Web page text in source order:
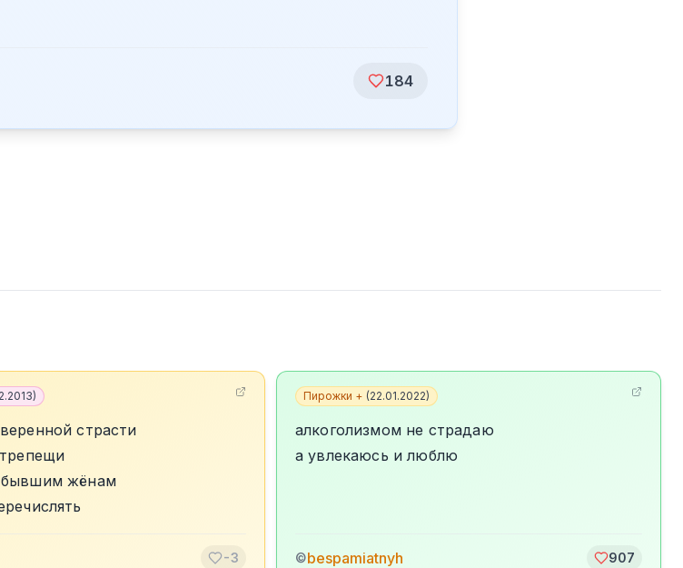
184
)
страсти
бывшим жёнам
-3
Пирожки + (22.01.2022)
алкоголизмом не страдаю
а увлекаюсь и люблю
©bespamiatnyh 907